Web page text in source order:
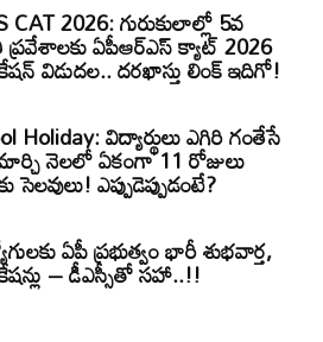
CAT 2026: గురుకులాల్లో 5వ
ఏపీఆర్‌ఎస్‌ క్యాట్‌ 2026
విడుదల.. దరఖాస్తు లింక్‌ ఇదిగో!
Holiday: విద్యార్థులు ఎగిరి గంతేసే
నెలలో ఏకంగా 11 రోజులు
సెలవులు! ఎప్పుడెప్పుడంటే?
ఏపీ ప్రభుత్వం భారీ శుభవార్త,
– డీఎస్సీతో సహా..!!